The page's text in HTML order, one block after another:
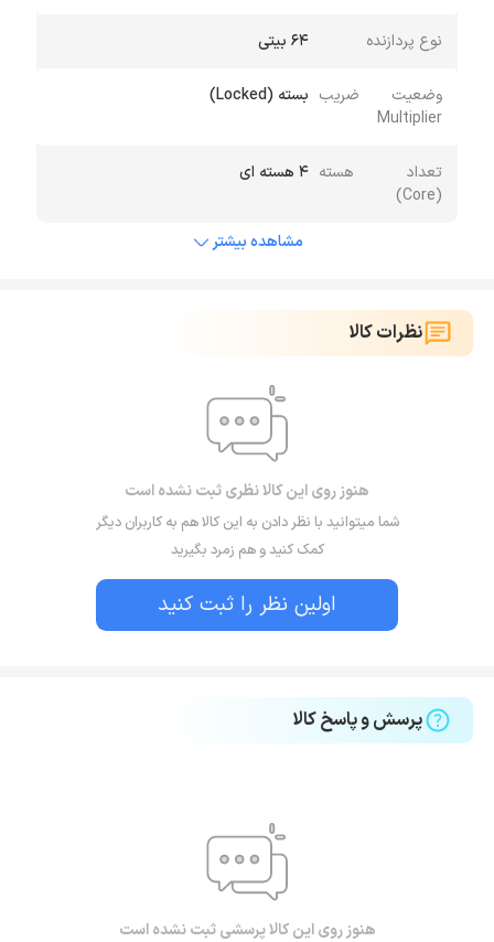
نوع پردازنده 64 بیتی
وضعیت ضریب
Multiplier
بسته (Locked)
تعداد هسته
(Core)
4 هسته ای
مشاهده بیشتر
نظرات کالا
هنوز روی این کالا نظری ثبت نشده است
شما میتوانید با نظر دادن به این کالا هم به کاربران دیگر
کمک کنید و هم زمرد بگیرید
اولین نظر را ثبت کنید
پرسش و پاسخ کالا
هنوز روی این کالا پرسشی ثبت نشده است